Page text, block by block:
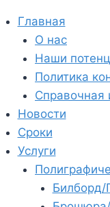
Главная
О нас
Наши
Политика
Справочная
Новости
Сроки
Услуги